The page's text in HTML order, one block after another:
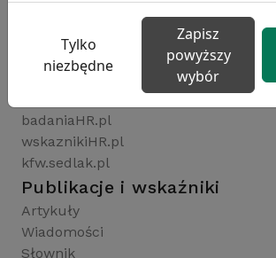
sedlak.pl
wynagrodzenia.pl
badaniaHR.pl
wskaznikiHR.pl
kfw.sedlak.pl
Publikacje i wskaźniki
Artykuły
Wiadomości
Słownik
Tylko
niezbędne
Zapisz
powyższy
wybór